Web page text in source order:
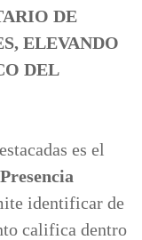
DE
ELEVANDO
DEL
es el
identificar de
califica dentro